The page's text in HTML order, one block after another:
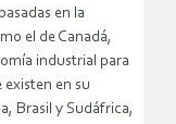
en la
el de Canadá,
industrial para
existen en su
Brasil y Sudáfrica,